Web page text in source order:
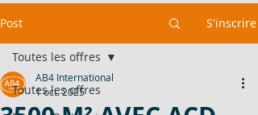
Post S'inscrire
Toutes les offres
Toutes les offres
AB4 International
1 oct. 2025